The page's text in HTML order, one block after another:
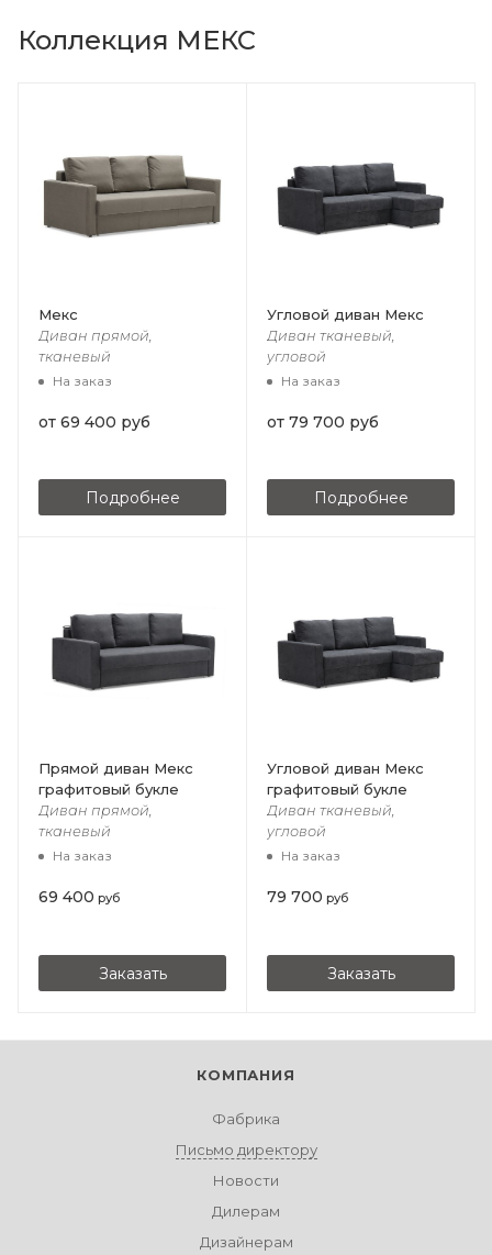
Коллекция МЕКС
Мекс
Диван прямой,
тканевый
На заказ
от 69 400 руб
Подробнее
Угловой диван Мекс
Диван тканевый,
угловой
На заказ
от 79 700 руб
Подробнее
Прямой диван Мекс
графитовый букле
Диван прямой,
тканевый
На заказ
69 400 руб
Заказать
Угловой диван Мекс
графитовый букле
Диван тканевый,
угловой
На заказ
79 700 руб
Заказать
КОМПАНИЯ
Фабрика
Письмо директору
Новости
Дилерам
Дизайнерам